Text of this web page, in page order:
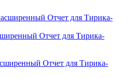
Отчет для Тирика-